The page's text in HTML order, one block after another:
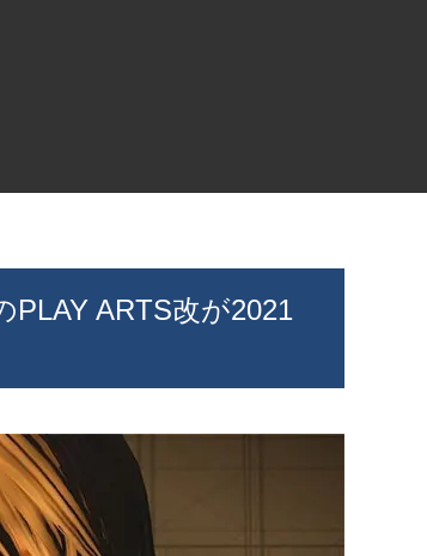
PLAY ARTS改が2021